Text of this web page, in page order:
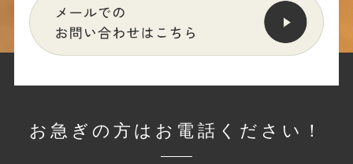
お急ぎの方はお電話ください！